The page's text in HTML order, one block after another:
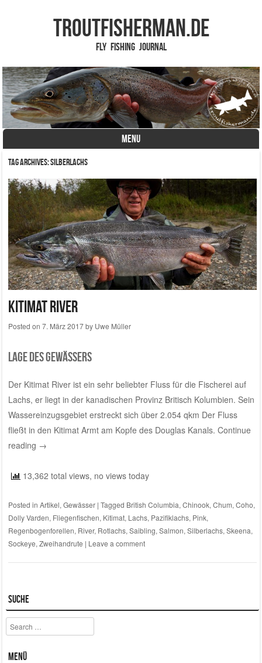
TROUTFISHERMAN.de
Fly Fishing Journal
MENU
Skip to content
Tag Archives:Silberlachs
Kitimat River
Posted on 7. März 2017by Uwe Müller
Lage des Gewässers
Der Kitimat River ist ein sehr beliebter Fluss für die Fischerei auf
Lachs, er liegt in der kanadischen Provinz Britisch Kolumbien. Sein
Wassereinzugsgebiet erstreckt sich über 2.054 qkm Der Fluss
fließt in den Kitimat Armt am Kopfe des Douglas Kanals. Continue
reading →
13,362 total views, no views today
Posted in Artikel, Gewässer | Tagged British Columbia, Chinook, Chum, Coho,
Dolly Varden, Fliegenfischen, Kitimat, Lachs, Pazifiklachs, Pink,
Regenbogenforellen, River, Rotlachs, Saibling, Salmon, Silberlachs, Skeena,
Sockeye, Zweihandrute | Leave a comment
Suche
Search
Menü